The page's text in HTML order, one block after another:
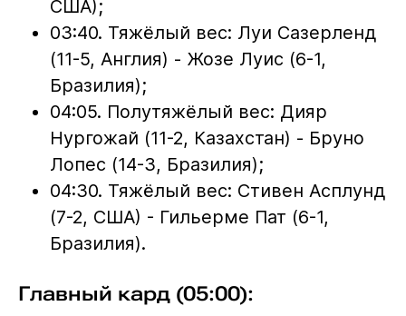
США);
03:40. Тяжёлый вес: Луи Сазерленд
(11-5, Англия) - Жозе Луис (6-1,
Бразилия);
04:05. Полутяжёлый вес: Дияр
Нургожай (11-2, Казахстан) - Бруно
Лопес (14-3, Бразилия);
04:30. Тяжёлый вес: Стивен Асплунд
(7-2, США) - Гильерме Пат (6-1,
Бразилия).
Главный кард (05:00):